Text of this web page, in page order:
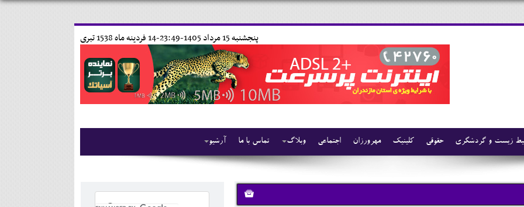
14 فردينه ماه 1538 تبری پنجشنبه 15 مرداد 1405-23:49-
آرشیو تماس با ما وبلاگ اجتماعی مهرورزان کلینیک حقوقی زیست و گردشگری